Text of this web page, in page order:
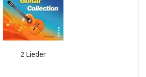
2 Lieder